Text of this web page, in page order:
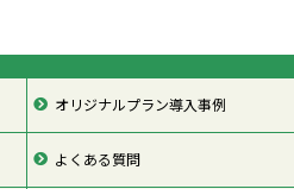
オリジナルプラン導入事例
よくある質問